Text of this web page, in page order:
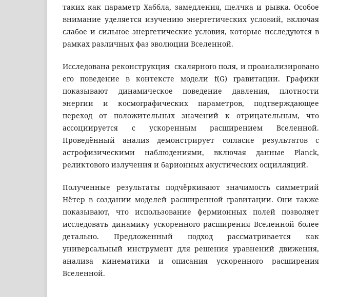
таких как параметр Хаббла, замедления, щелчка и рывка. Особое
внимание уделяется изучению энергетических условий, включая
слабое и сильное энергетические условия, которые исследуются в
рамках различных фаз эволюции Вселенной.
Исследована реконструкция скалярного поля, и проанализировано
его поведение в контексте модели f(G) гравитации. Графики
показывают динамическое поведение давления, плотности
энергии и космографических параметров, подтверждающее
переход от положительных значений к отрицательным, что
ассоциируется с ускоренным расширением Вселенной.
Проведённый анализ демонстрирует согласие результатов с
астрофизическими наблюдениями, включая данные Planck,
реликтового излучения и барионных акустических осцилляций.
Полученные результаты подчёркивают значимость симметрий
Нётер в создании моделей расширенной гравитации. Они также
показывают, что использование фермионных полей позволяет
исследовать динамику ускоренного расширения Вселенной более
детально. Предложенный подход рассматривается как
универсальный инструмент для решения уравнений движения,
анализа кинематики и описания ускоренного расширения
Вселенной.